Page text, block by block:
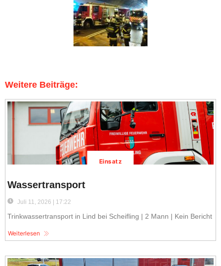
Weitere Beiträge:
Einsatz
Wassertransport
Juli 11, 2026 | 17:22
Trinkwassertransport in Lind bei Scheifling | 2 Mann | Kein Bericht
Weiterlesen